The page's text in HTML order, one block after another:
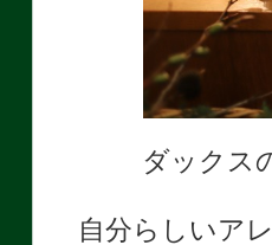
ダックス
自分らしいア